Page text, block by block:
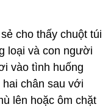
cho thấy chuột túi
loại và con người
vào tình huống
chân sau với
lên hoặc ôm chặt